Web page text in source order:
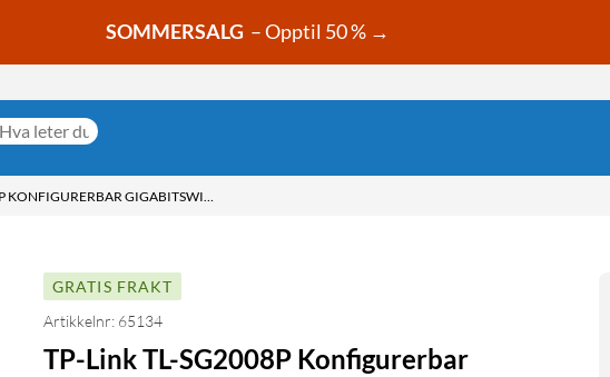
SOMMERSALG – Opptil 50 % →
TP-LINK TL-SG2008P KONFIGURERBAR GIGABITSWITCH - 8 PORTER MED 4 PORTER POE+
GRATIS FRAKT
Artikkelnr: 65134
TP-Link TL-SG2008P Konfigurerbar